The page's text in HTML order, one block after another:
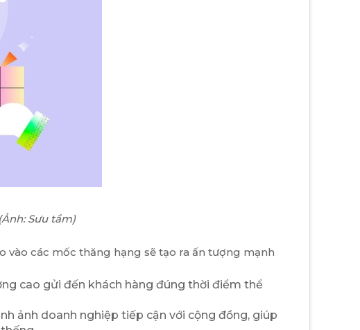
Sưu tầm)
vào các mốc thăng hạng sẽ tạo ra ấn tượng mạnh
cao gửi đến khách hàng đúng thời điểm thể
ảnh doanh nghiệp tiếp cận với cộng đồng, giúp